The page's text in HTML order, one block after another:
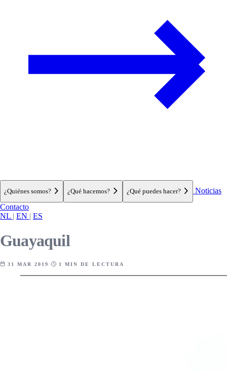
¿Quiénes somos? ¿Qué hacemos? ¿Qué puedes hacer?
Noticias
Contacto
NL | EN | ES
Guayaquil
31 MAR 2019 1 MIN DE LECTURA